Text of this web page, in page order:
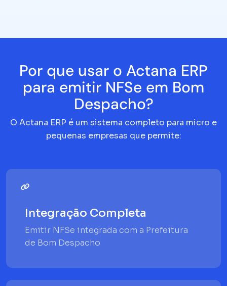
Por que usar o Actana ERP
para emitir NFSe em Bom
Despacho?
O Actana ERP é um sistema completo para micro e
pequenas empresas que permite:
Integração Completa
Emitir NFSe integrada com a Prefeitura
de Bom Despacho